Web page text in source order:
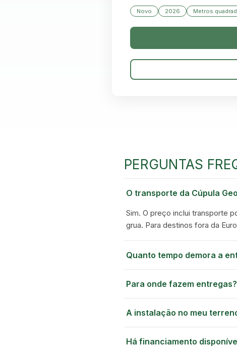
Novo 2026 Metros
PERGUNTAS
O transporte da Cúpula
Sim. O preço inclui transporte
grua. Para destinos fora da
Quanto tempo demora a
Para onde fazem entregas?
A instalação no meu
Há financiamento